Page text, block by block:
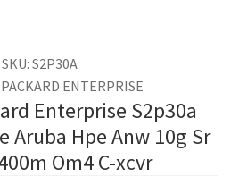
SKU: S2P30A
ENTERPRISE
Enterprise S2p30a
Aruba Hpe Anw 10g Sr
Om4 C-xcvr